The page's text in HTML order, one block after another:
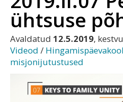
ühtsuse
Avaldatud 12.5.2019,
Videod /
misjonijutustused